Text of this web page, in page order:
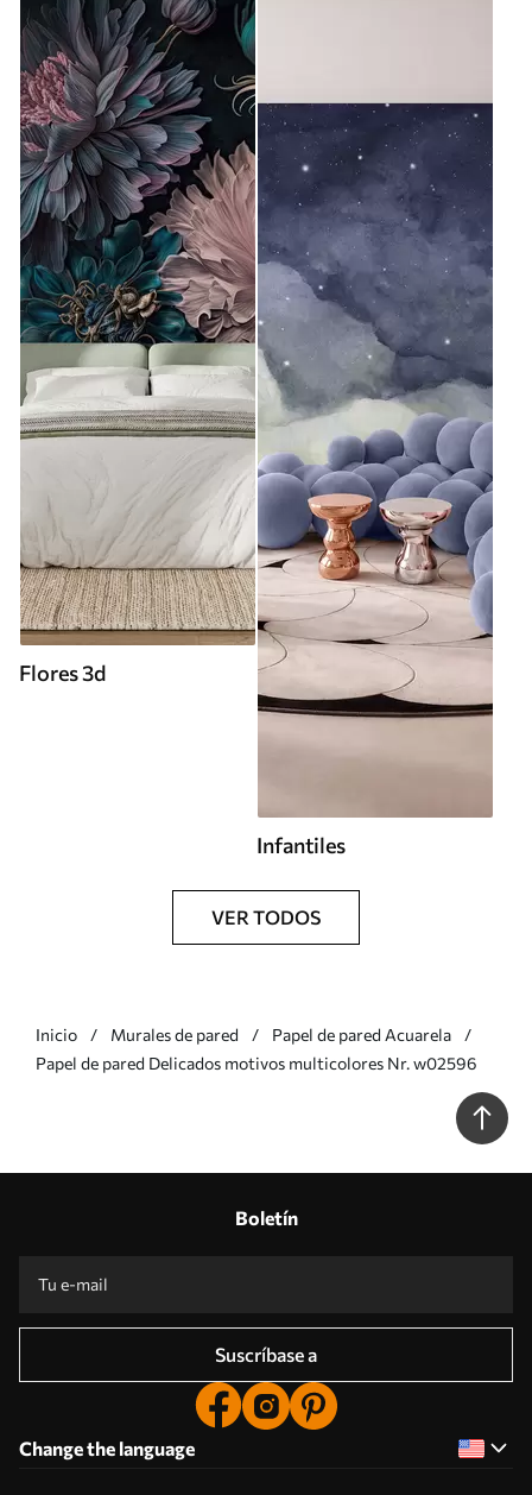
Flores 3d
Infantiles
VER TODOS
Inicio Murales de pared
Papel de pared Acuarela
Papel de pared Delicados motivos multicolores Nr. w02596
Boletín
Suscríbase a
Change the language